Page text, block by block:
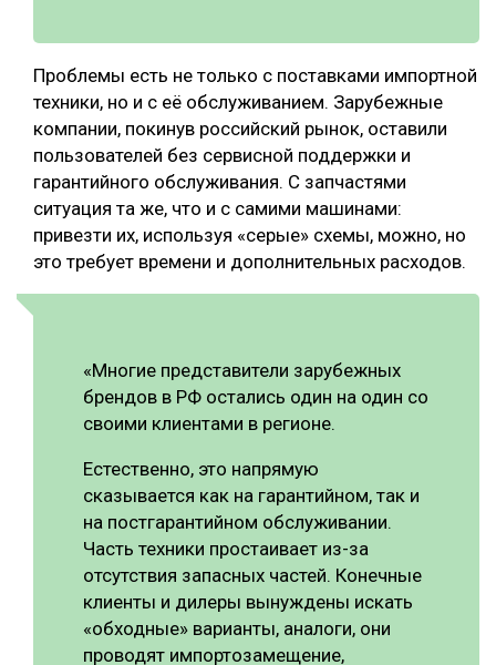
Проблемы есть не только с поставками импортной
техники, но и с её обслуживанием. Зарубежные
компании, покинув российский рынок, оставили
пользователей без сервисной поддержки и
гарантийного обслуживания. С запчастями
ситуация та же, что и с самими машинами:
привезти их, используя «серые» схемы, можно, но
это требует времени и дополнительных расходов.
«Многие представители зарубежных
брендов в РФ остались один на один со
своими клиентами в регионе.
Естественно, это напрямую
сказывается как на гарантийном, так и
на постгарантийном обслуживании.
Часть техники простаивает из-за
отсутствия запасных частей. Конечные
клиенты и дилеры вынуждены искать
«обходные» варианты, аналоги, они
проводят импортозамещение,